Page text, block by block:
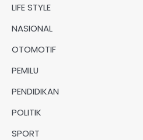
LIFE STYLE
NASIONAL
OTOMOTIF
PEMILU
PENDIDIKAN
POLITIK
SPORT